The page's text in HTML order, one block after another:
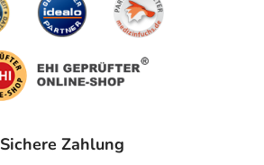
Sichere Zahlung